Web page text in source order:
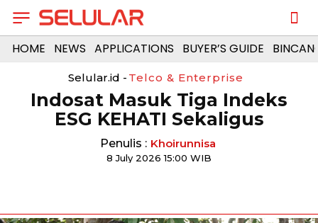
HOME NEWS APPLICATIONS BUYER’S GUIDE
Selular.id - Telco & Enterprise
Indosat Masuk Tiga Indeks
ESG KEHATI Sekaligus
Penulis : Khoirunnisa
8 July 2026 15:00 WIB